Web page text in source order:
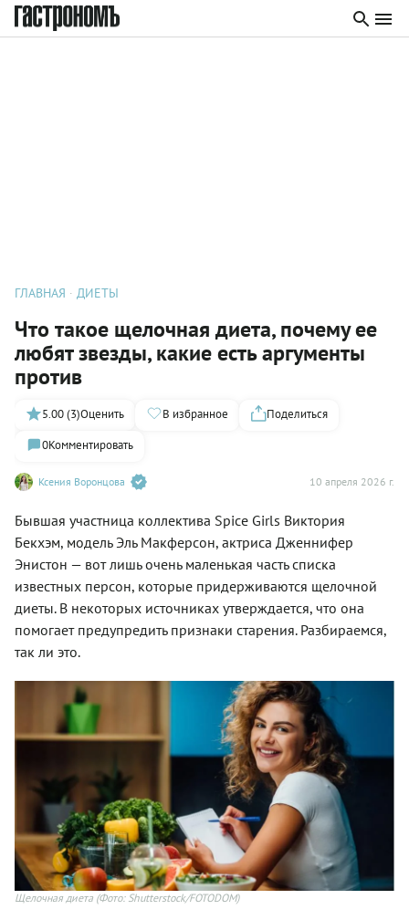
ГЛАВНАЯ ДИЕТЫ
Что такое щелочная диета, почему ее
любят звезды, какие есть аргументы
против
Ксения Воронцова 10 апреля 2026 г.
5.00 (3)Оценить В избранное
Поделиться
0Комментировать
Бывшая участница коллектива Spice Girls Виктория
Бекхэм, модель Эль Макферсон, актриса Дженнифер
Энистон — вот лишь очень маленькая часть списка
известных персон, которые придерживаются щелочной
диеты. В некоторых источниках утверждается, что она
помогает предупредить признаки старения. Разбираемся,
так ли это.
Щелочная диета (Фото: Shutterstock/FOTODOM)